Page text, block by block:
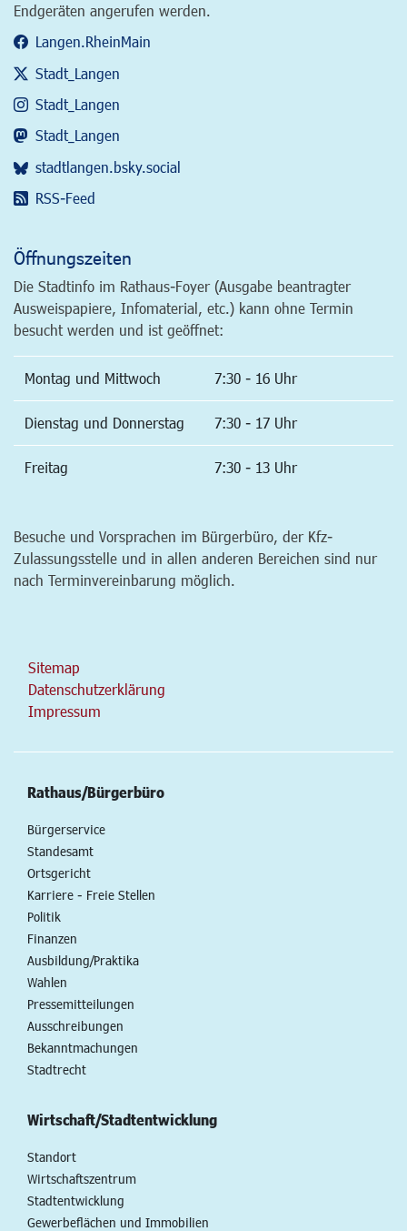
Endgeräten angerufen werden.
Langen.RheinMain
Stadt_Langen
Stadt_Langen
Stadt_Langen
stadtlangen.bsky.social
RSS-Feed
Öffnungszeiten
Die Stadtinfo im Rathaus-Foyer (Ausgabe beantragter
Ausweispapiere, Infomaterial, etc.) kann ohne Termin
besucht werden und ist geöffnet:
Montag und Mittwoch 7:30 - 16 Uhr
Dienstag und Donnerstag 7:30 - 17 Uhr
Freitag 7:30 - 13 Uhr
Besuche und Vorsprachen im Bürgerbüro, der Kfz-
Zulassungsstelle und in allen anderen Bereichen sind nur
nach Terminvereinbarung möglich.
Sitemap
Datenschutzerklärung
Impressum
Rathaus/Bürgerbüro
Bürgerservice
Standesamt
Ortsgericht
Karriere - Freie Stellen
Politik
Finanzen
Ausbildung/Praktika
Wahlen
Pressemitteilungen
Ausschreibungen
Bekanntmachungen
Stadtrecht
Wirtschaft/Stadtentwicklung
Standort
Wirtschaftszentrum
Stadtentwicklung
Gewerbeflächen und Immobilien